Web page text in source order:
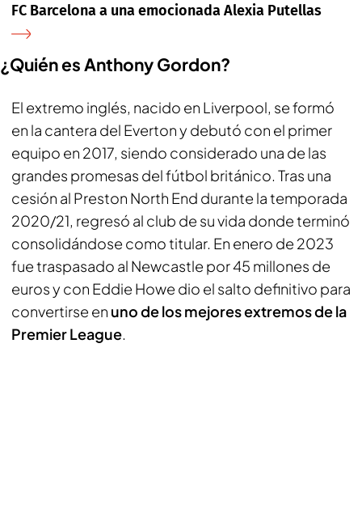
FC Barcelona a una emocionada Alexia Putellas
¿Quién es Anthony Gordon?
El extremo inglés, nacido en Liverpool, se formó
en la cantera del Everton y debutó con el primer
equipo en 2017, siendo considerado una de las
grandes promesas del fútbol británico. Tras una
cesión al Preston North End durante la temporada
2020/21, regresó al club de su vida donde terminó
consolidándose como titular. En enero de 2023
fue traspasado al Newcastle por 45 millones de
euros y con Eddie Howe dio el salto definitivo para
convertirse en uno de los mejores extremos de la
Premier League.